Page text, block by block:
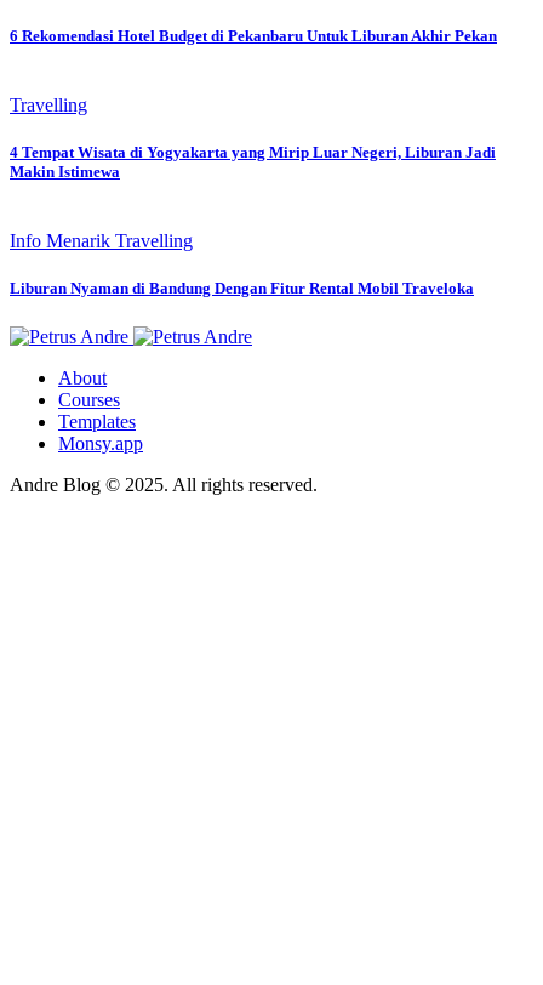
6 Rekomendasi Hotel Budget di Pekanbaru Untuk Liburan Akhir Pekan
Travelling
4 Tempat Wisata di Yogyakarta yang Mirip Luar Negeri, Liburan Jadi
Makin Istimewa
Info Menarik Travelling
Liburan Nyaman di Bandung Dengan Fitur Rental Mobil Traveloka
About
Courses
Templates
Monsy.app
Andre Blog © 2025. All rights reserved.